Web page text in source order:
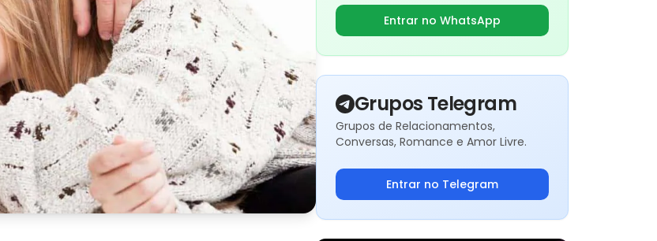
Entrar no WhatsApp
Grupos Telegram
Grupos de Relacionamentos,
Conversas, Romance e Amor Livre.
Entrar no Telegram